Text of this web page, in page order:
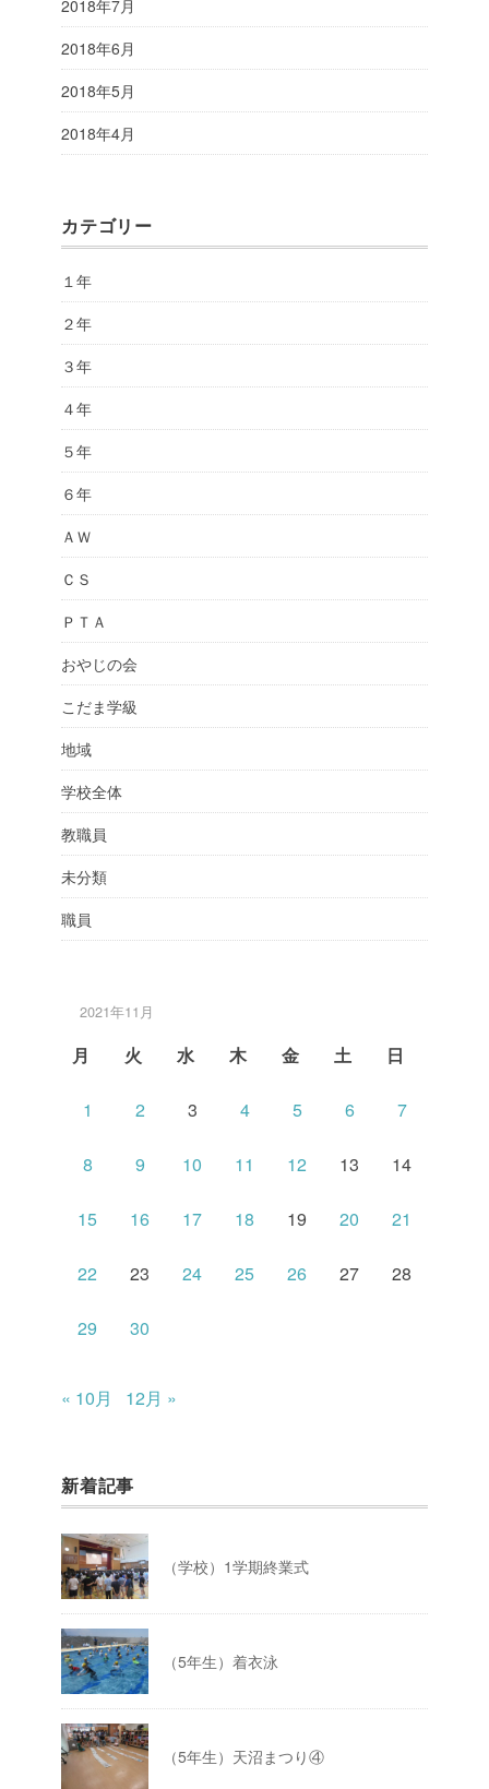
2018年7月
2018年6月
2018年5月
2018年4月
カテゴリー
１年
２年
３年
４年
５年
６年
ＡＷ
ＣＳ
ＰＴＡ
おやじの会
こだま学級
地域
学校全体
教職員
未分類
職員
2021年11月
月 火 水 木 金 土 日
1 2 3 4 5 6 7
8 9 10 11 12 13 14
15 16 17 18 19 20 21
22 23 24 25 26 27 28
29 30
« 10月 12月 »
新着記事
（学校）1学期終業式
（5年生）着衣泳
（5年生）天沼まつり④